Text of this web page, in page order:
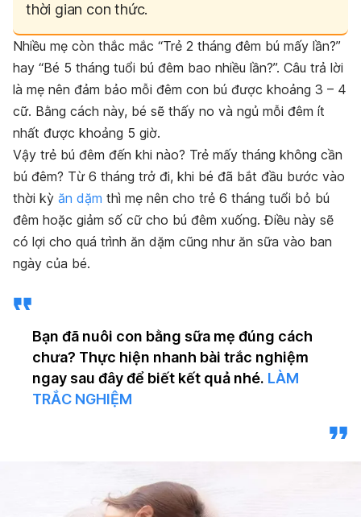
thời gian con thức.
Nhiều mẹ còn thắc mắc “Trẻ 2 tháng đêm bú mấy lần?”
hay “Bé 5 tháng tuổi bú đêm bao nhiều lần?”. Câu trả lời
là mẹ nên đảm bảo mỗi đêm con bú được khoảng 3 – 4
cữ. Bằng cách này, bé sẽ thấy no và ngủ mỗi đêm ít
nhất được khoảng 5 giờ.
Vậy trẻ bú đêm đến khi nào? Trẻ mấy tháng không cần
bú đêm? Từ 6 tháng trở đi, khi bé đã bắt đầu bước vào
thời kỳ ăn dặm thì mẹ nên cho trẻ 6 tháng tuổi bỏ bú
đêm hoặc giảm số cữ cho bú đêm xuống. Điều này sẽ
có lợi cho quá trình ăn dặm cũng như ăn sữa vào ban
ngày của bé.
Bạn đã nuôi con bằng sữa mẹ đúng cách
chưa? Thực hiện nhanh bài trắc nghiệm
ngay sau đây để biết kết quả nhé. LÀM
TRẮC NGHIỆM